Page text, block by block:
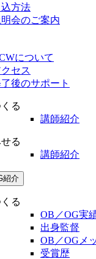
方法
会のご案内
について
セス
後のサポート
る
講師紹介
る
講師紹介
紹介
る
OB／OG実
出身監督
OB／OGメ
受賞歴